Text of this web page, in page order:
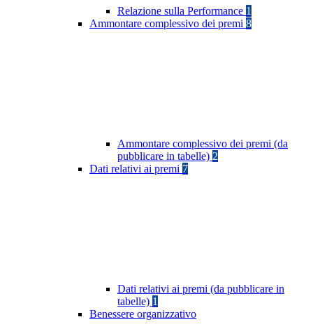
Relazione sulla Performance 1
Ammontare complessivo dei premi 8
Ammontare complessivo dei premi (da
pubblicare in tabelle) 2
Dati relativi ai premi 7
Dati relativi ai premi (da pubblicare in
tabelle) 1
Benessere organizzativo